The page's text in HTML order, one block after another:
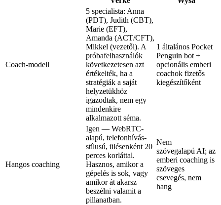
Coach-modell
5 specialista: Anna
(PDT), Judith (CBT),
Marie (EFT),
Amanda (ACT/CFT),
Mikkel (vezetői). A
próbafelhasználók
következetesen azt
értékelték, ha a
stratégiák a saját
helyzetükhöz
igazodtak, nem egy
mindenkire
alkalmazott séma.
1 általános Pocket
Penguin bot +
opcionális emberi
coachok fizetős
kiegészítőként
Hangos coaching
Igen — WebRTC-
alapú, telefonhívás-
stílusú, ülésenként 20
perces korláttal.
Hasznos, amikor a
gépelés is sok, vagy
amikor át akarsz
beszélni valamit a
pillanatban.
Nem —
szövegalapú AI; az
emberi coaching is
szöveges
csevegés, nem
hang